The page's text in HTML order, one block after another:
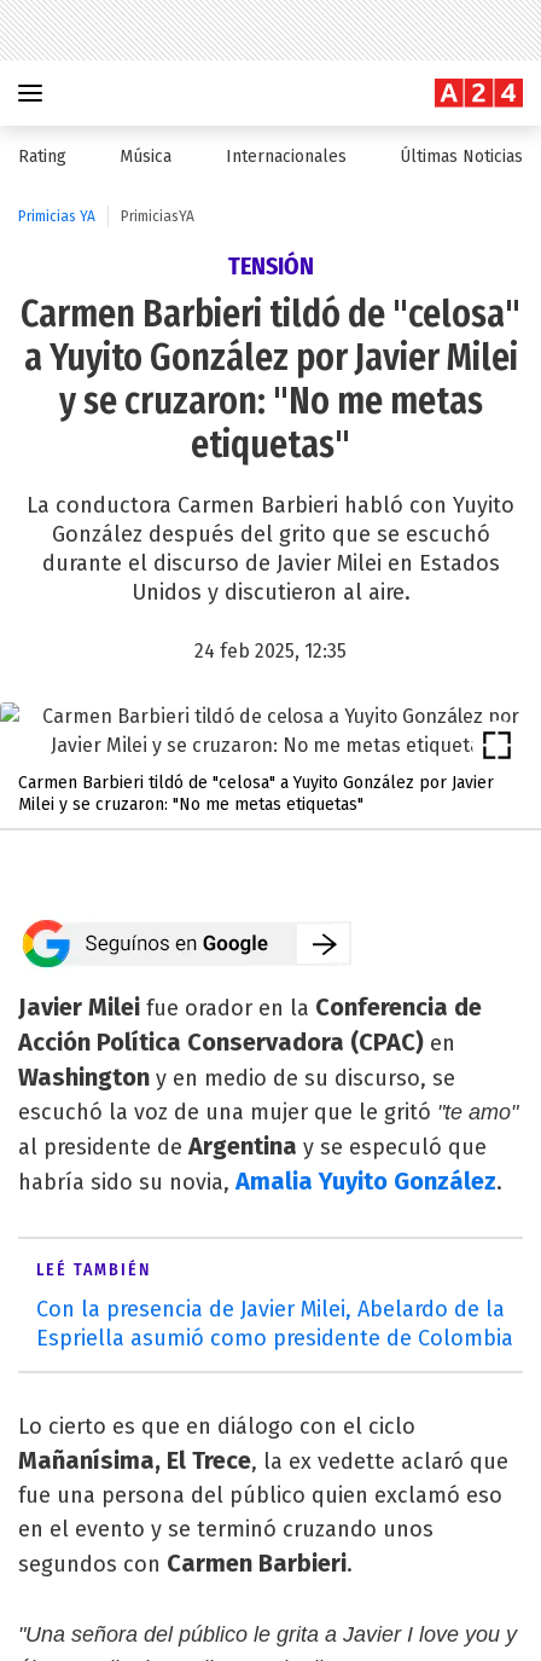
Rating Música Internacionales Últimas Noticias
Primicias YA PrimiciasYA
TENSIÓN
Carmen Barbieri tildó de "celosa"
a Yuyito González por Javier Milei
y se cruzaron: "No me metas
etiquetas"
La conductora Carmen Barbieri habló con Yuyito
González después del grito que se escuchó
durante el discurso de Javier Milei en Estados
Unidos y discutieron al aire.
24 feb 2025, 12:35
Carmen Barbieri tildó de "celosa" a Yuyito González por Javier
Milei y se cruzaron: "No me metas etiquetas"
Javier Milei fue orador en la Conferencia de
Acción Política Conservadora (CPAC) en
Washington y en medio de su discurso, se
escuchó la voz de una mujer que le gritó "te amo"
al presidente de Argentina y se especuló que
habría sido su novia,Amalia Yuyito González.
LEÉ TAMBIÉN
Con la presencia de Javier Milei, Abelardo de la
Espriella asumió como presidente de Colombia
Lo cierto es que en diálogo con el ciclo
Mañanísima, El Trece, la ex vedette aclaró que
fue una persona del público quien exclamó eso
en el evento y se terminó cruzando unos
segundos con Carmen Barbieri.
"Una señora del público le grita a Javier I love you y